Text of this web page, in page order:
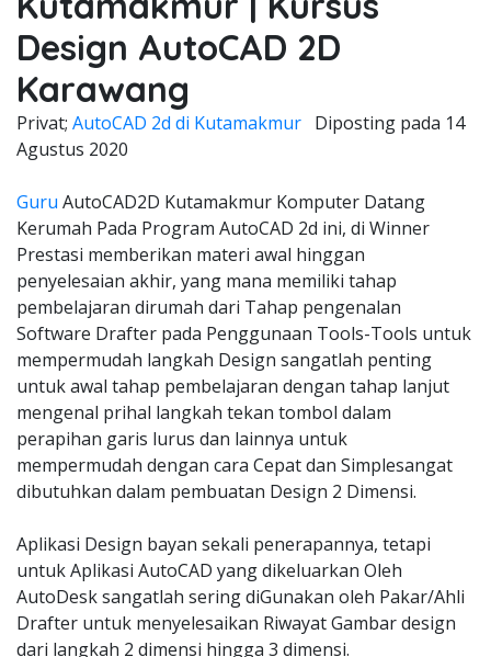
Design AutoCAD 2D
Karawang
Privat; AutoCAD 2d di Kutamakmur Diposting pada 14
Agustus 2020
Guru AutoCAD2D Kutamakmur Komputer Datang
Kerumah Pada Program AutoCAD 2d ini, di Winner
Prestasi memberikan materi awal hinggan
penyelesaian akhir, yang mana memiliki tahap
pembelajaran dirumah dari Tahap pengenalan
Software Drafter pada Penggunaan Tools-Tools untuk
mempermudah langkah Design sangatlah penting
untuk awal tahap pembelajaran dengan tahap lanjut
mengenal prihal langkah tekan tombol dalam
perapihan garis lurus dan lainnya untuk
mempermudah dengan cara Cepat dan Simplesangat
dibutuhkan dalam pembuatan Design 2 Dimensi.
Aplikasi Design bayan sekali penerapannya, tetapi
untuk Aplikasi AutoCAD yang dikeluarkan Oleh
AutoDesk sangatlah sering diGunakan oleh Pakar/Ahli
Drafter untuk menyelesaikan Riwayat Gambar design
dari langkah 2 dimensi hingga 3 dimensi.